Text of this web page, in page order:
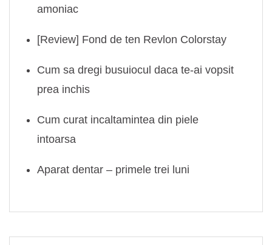
amoniac
[Review] Fond de ten Revlon Colorstay
Cum sa dregi busuiocul daca te-ai vopsit
prea inchis
Cum curat incaltamintea din piele
intoarsa
Aparat dentar – primele trei luni